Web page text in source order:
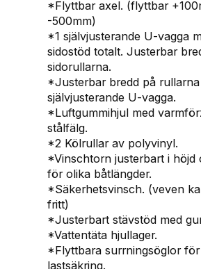
,
7
-
4
,
9
m
u
p
p
t
i
l
l
4
0
0
*Flyttbar axel. (flyttbar
-500mm)
*1 självjusterande U-vagga
sidostöd totalt. Justerbar
sidorullarna.
*Justerbar bredd på
självjusterande U-vagga.
*Luftgummihjul med
stålfälg.
*2 Kölrullar av polyvinyl.
*Vinschtorn justerbart i höjd
för olika båtlängder.
*Säkerhetsvinsch. (veven
fritt)
*Justerbart stävstöd med
*Vattentäta hjullager.
*Flyttbara surrningsöglor
lastsäkring.